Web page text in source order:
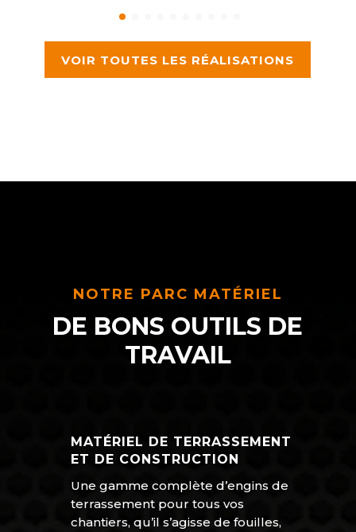
VOIR TOUTES LES RÉALISATIONS
NOTRE PARC MATÉRIEL
DE BONS OUTILS DE
TRAVAIL
MATÉRIEL DE TERRASSEMENT
ET DE CONSTRUCTION
Une gamme complète d’engins de
terrassement pour tous vos
chantiers, qu’il s’agisse de fouilles,